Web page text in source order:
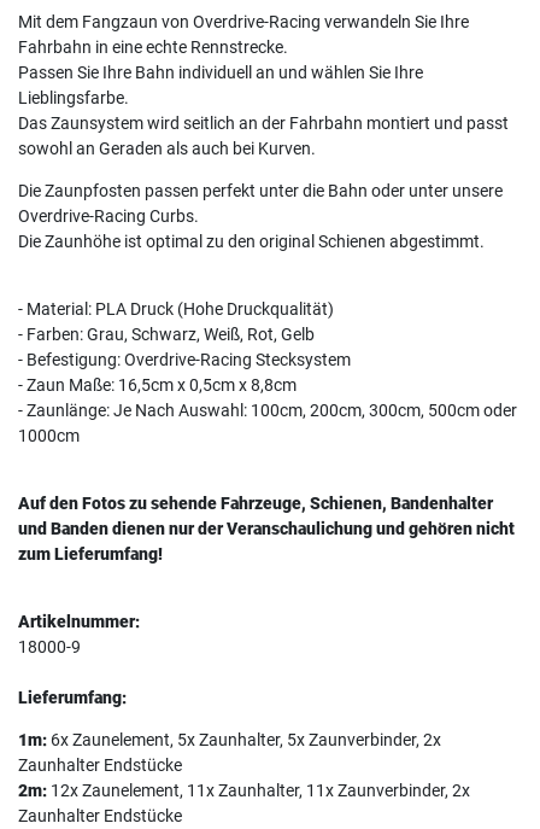
Mit dem Fangzaun von Overdrive-Racing verwandeln Sie Ihre
Fahrbahn in eine echte Rennstrecke.
Passen Sie Ihre Bahn individuell an und wählen Sie Ihre
Lieblingsfarbe.
Das Zaunsystem wird seitlich an der Fahrbahn montiert und passt
sowohl an Geraden als auch bei Kurven.
Die Zaunpfosten passen perfekt unter die Bahn oder unter unsere
Overdrive-Racing Curbs.
Die Zaunhöhe ist optimal zu den original Schienen abgestimmt.
- Material: PLA Druck (Hohe Druckqualität)
- Farben: Grau, Schwarz, Weiß, Rot, Gelb
- Befestigung: Overdrive-Racing Stecksystem
- Zaun Maße: 16,5cm x 0,5cm x 8,8cm
- Zaunlänge: Je Nach Auswahl: 100cm, 200cm, 300cm, 500cm oder
1000cm
Auf den Fotos zu sehende Fahrzeuge, Schienen, Bandenhalter
und Banden dienen nur der Veranschaulichung und gehören nicht
zum Lieferumfang!
Artikelnummer:
18000-9
Lieferumfang:
1m: 6x Zaunelement, 5x Zaunhalter, 5x Zaunverbinder, 2x
Zaunhalter Endstücke
2m: 12x Zaunelement, 11x Zaunhalter, 11x Zaunverbinder, 2x
Zaunhalter Endstücke